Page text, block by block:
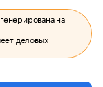
на
деловых